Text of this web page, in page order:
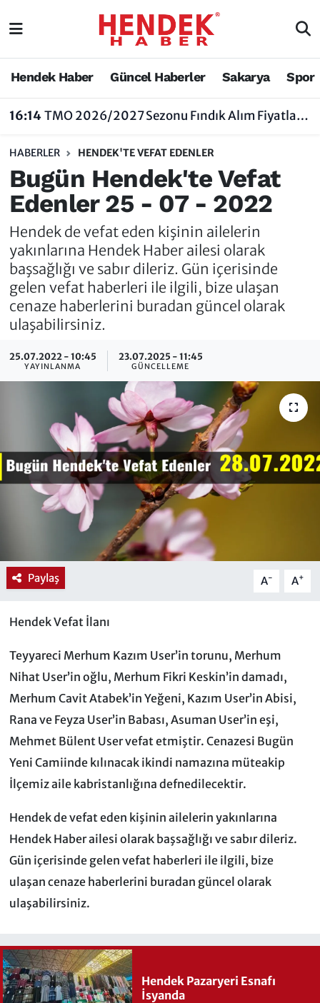
Hendek Haber Güncel Haberler Sakarya Spor
16:14TMO 2026/2027 Sezonu Fındık Alım Fiyatlarını Açıkladı
HABERLER HENDEK'TE VEFAT EDENLER
Bugün Hendek'te Vefat
Edenler 25 - 07 - 2022
Hendek de vefat eden kişinin ailelerin
yakınlarına Hendek Haber ailesi olarak
başsağlığı ve sabır dileriz. Gün içerisinde
gelen vefat haberleri ile ilgili, bize ulaşan
cenaze haberlerini buradan güncel olarak
ulaşabilirsiniz.
25.07.2022 - 10:45
YAYINLANMA
23.07.2025 - 11:45
GÜNCELLEME
Paylaş A- A+
Hendek Vefat İlanı
Teyyareci Merhum Kazım User’in torunu, Merhum
Nihat User’in oğlu, Merhum Fikri Keskin’in damadı,
Merhum Cavit Atabek’in Yeğeni, Kazım User’in Abisi,
Rana ve Feyza User’in Babası, Asuman User’in eşi,
Mehmet Bülent User vefat etmiştir. Cenazesi Bugün
Yeni Camiinde kılınacak ikindi namazına müteakip
İlçemiz aile kabristanlığına defnedilecektir.
Hendek de vefat eden kişinin ailelerin yakınlarına
Hendek Haber ailesi olarak başsağlığı ve sabır dileriz.
Gün içerisinde gelen vefat haberleri ile ilgili, bize
ulaşan cenaze haberlerini buradan güncel olarak
ulaşabilirsiniz.
Hendek Pazaryeri Esnafı
İsyanda
Hendek Haber
Nöbetçi Eczaneler
Vefat Edenler
Hendek Haber
Hakkında
Hendek Haber Reklam Servisi
Künye
İletişim
Sakarya Nöbetçi Eczaneler
Sakarya Trafik Yoğunluk Haritası
Tüm Manşetler
Son Dakika Haberleri
Haber Arşivi